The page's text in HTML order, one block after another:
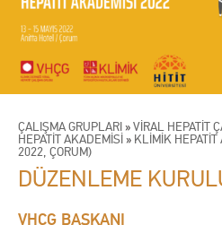
ÇALIŞMA GRUPLARI »VİRAL HEPATİT
HEPATİT AKADEMİSİ » KLİMİK
2022, ÇORUM)
DÜZENLEME
VHÇG BAŞKANI